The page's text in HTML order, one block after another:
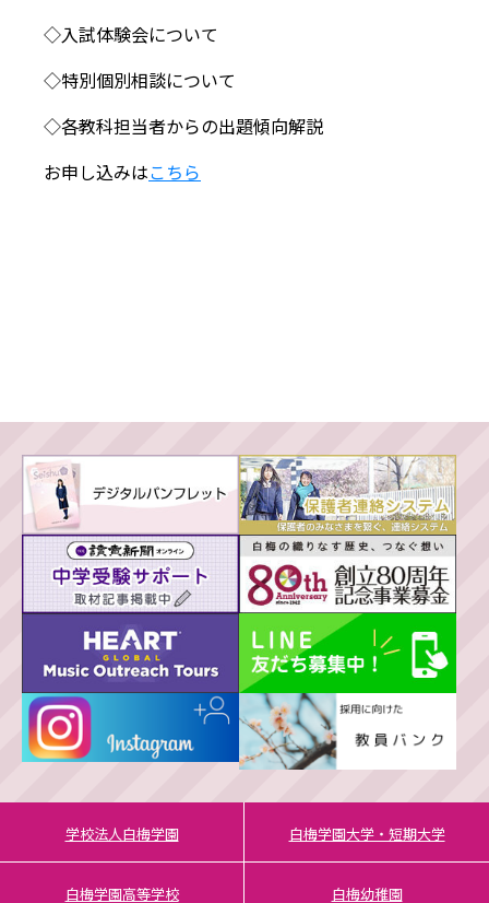
◇入試体験会について
◇特別個別相談について
◇各教科担当者からの出題傾向解説
お申し込みはこちら
学校法人白梅学園 白梅学園大学・短期大学
白梅学園高等学校 白梅幼稚園